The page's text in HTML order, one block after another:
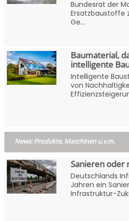
Bundesrat der
Ersatzbaustoffe
Ge...
Baumaterial,
intelligente
Intelligente
von
News: Produkte, Maschinen u.v.m.
Sanieren oder
Deutschlands
Jahren ein
Infrastruktur-